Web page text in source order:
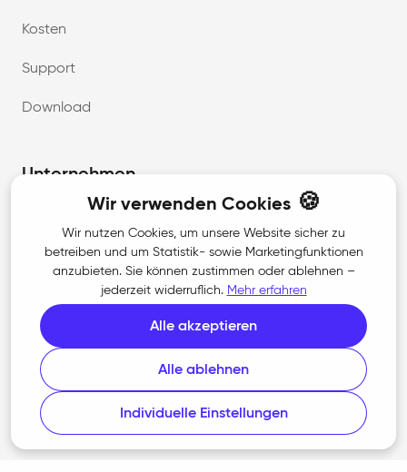
Kosten
Support
Download
Unternehmen
Karriere
Presse
Rechtliches
Wir verwenden Cookies🍪
Wir nutzen Cookies, um unsere Website sicher zu
betreiben und um Statistik- sowie Marketingfunktionen
anzubieten. Sie können zustimmen oder ablehnen –
jederzeit widerruflich. Mehr erfahren
Alle akzeptieren
Alle ablehnen
Individuelle Einstellungen